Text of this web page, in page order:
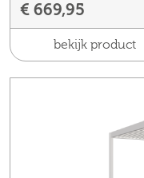
€ 669,95
bekijk product